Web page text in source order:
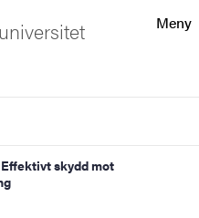
Meny
Effektivt skydd mot